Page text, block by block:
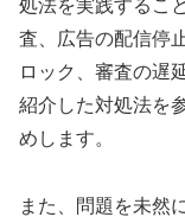
処法を実践するこ
査、広告の配信停
ロック、審査の遅
紹介した対処法を
めします。
また、問題を未然